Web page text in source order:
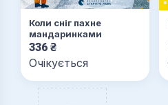
Коли сніг пахне
мандаринками
336 ₴
Очікується